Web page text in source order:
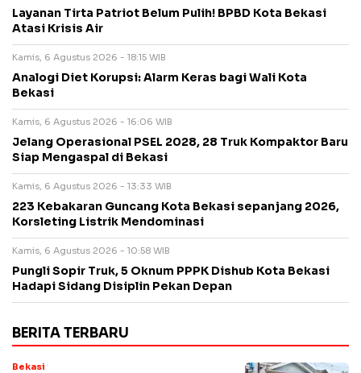
Layanan Tirta Patriot Belum Pulih! BPBD Kota Bekasi
Atasi Krisis Air
Kamis, 6 Agustus 2026 - 18:15 WIB
Analogi Diet Korupsi: Alarm Keras bagi Wali Kota
Bekasi
Kamis, 6 Agustus 2026 - 16:06 WIB
Jelang Operasional PSEL 2028, 28 Truk Kompaktor Baru
Siap Mengaspal di Bekasi
Kamis, 6 Agustus 2026 - 13:33 WIB
223 Kebakaran Guncang Kota Bekasi sepanjang 2026,
Korsleting Listrik Mendominasi
Kamis, 6 Agustus 2026 - 10:58 WIB
Pungli Sopir Truk, 5 Oknum PPPK Dishub Kota Bekasi
Hadapi Sidang Disiplin Pekan Depan
BERITA TERBARU
Bekasi